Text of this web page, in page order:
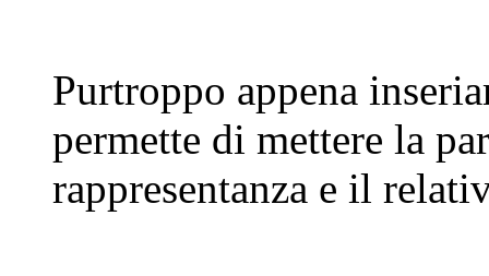
Purtroppo appena
permette di mettere la
rappresentanza e il